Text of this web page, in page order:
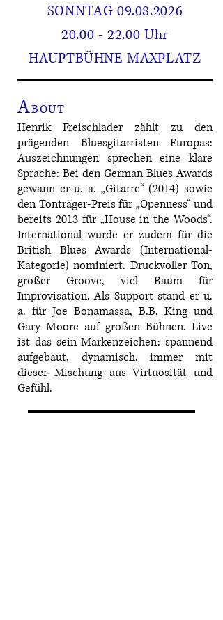
SONNTAG 09.08.2026
20.00 - 22.00 Uhr
HAUPTBÜHNE MAXPLATZ
ABOUT
Henrik Freischlader zählt zu den
prägenden Bluesgitarristen Europas:
Auszeichnungen sprechen eine klare
Sprache: Bei den German Blues Awards
gewann er u. a. „Gitarre“ (2014) sowie
den Tonträger-Preis für „Openness“ und
bereits 2013 für „House in the Woods“.
International wurde er zudem für die
British Blues Awards (International-
Kategorie) nominiert. Druckvoller Ton,
großer Groove, viel Raum für
Improvisation. Als Support stand er u.
a. für Joe Bonamassa, B.B. King und
Gary Moore auf großen Bühnen. Live
ist das sein Markenzeichen: spannend
aufgebaut, dynamisch, immer mit
dieser Mischung aus Virtuosität und
Gefühl.